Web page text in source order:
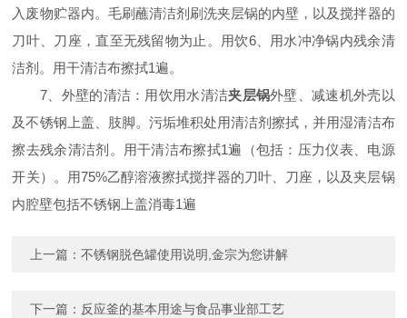
入废物贮器内。毛刷蘸清洁剂刷洗夹层锅的内壁，以及搅拌器的
刀叶、刀座，直至无残留物为止。用饮6、用水冲净锅内残余清
洁剂。用干清洁布擦拭1遍。
7、外壁的清洁：用饮用水清洁夹层锅外壁、减速机外壳以
及不锈钢上盖、肢脚。污垢堆积处用清洁剂擦拭，并用湿清洁布
擦去残余清洁剂。用干清洁布擦拭1遍（包括：压力仪表、电源
开关）。用75%乙醇溶液擦拭搅拌器的刀叶、刀座，以及夹层锅
内腔壁包括不锈钢上盖消毒1遍
上一篇：不锈钢脱色罐使用说明,金宗为您讲解
下一篇： 反应釜的基本用途与食品事业部工艺